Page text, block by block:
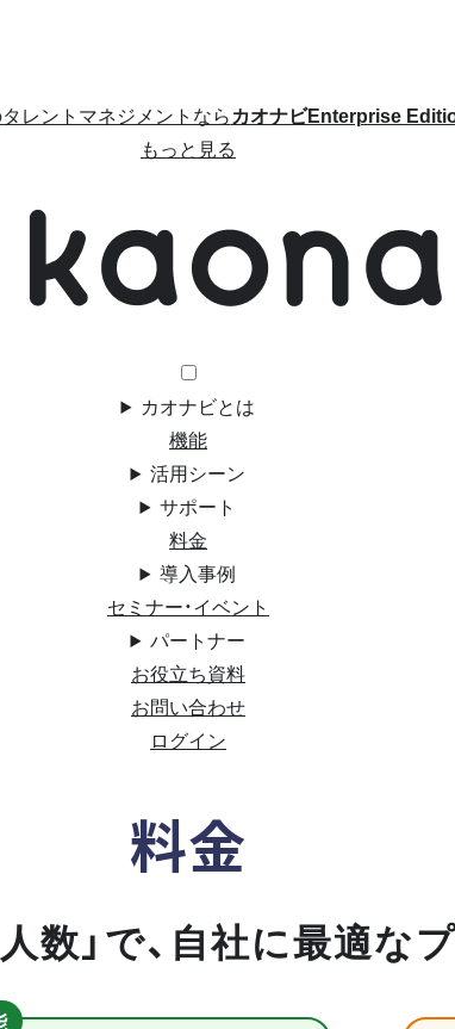
レントマネジメントならカオナビEnterprise
もっと見る
カオナビとは
機能
活用シーン
サポート
料金
導入事例
セミナー・イベント
パートナー
お役立ち資料
お問い合わせ
ログイン
料金
人数」で、自社に最適な